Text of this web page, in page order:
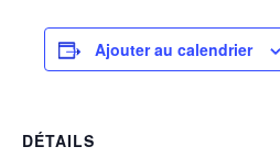
Ajouter au calendrier
DÉTAILS